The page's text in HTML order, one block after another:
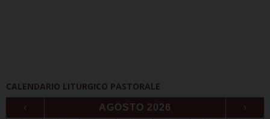
CALENDARIO LITURGICO PASTORALE
‹ AGOSTO 2026 ›